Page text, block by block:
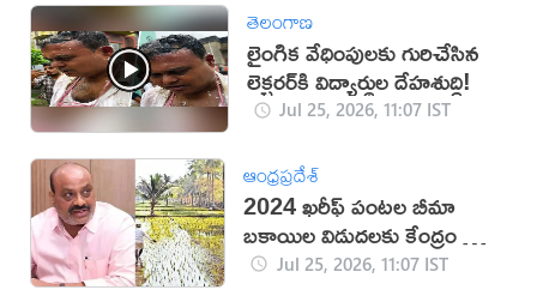
తెలంగాణ
లైంగిక వేధింపులకు గురిచేసిన
లెక్చరర్‌కి విద్యార్థుల దేహశుద్ధి!
Jul 25, 2026, 11:07 IST
ఆంధ్రప్రదేశ్
2024 ఖరీఫ్ పంటల బీమా
బకాయిల విడుదలకు కేంద్రం గ్రీన్
సిగ్నల్Jul 25, 2026, 11:07 IST